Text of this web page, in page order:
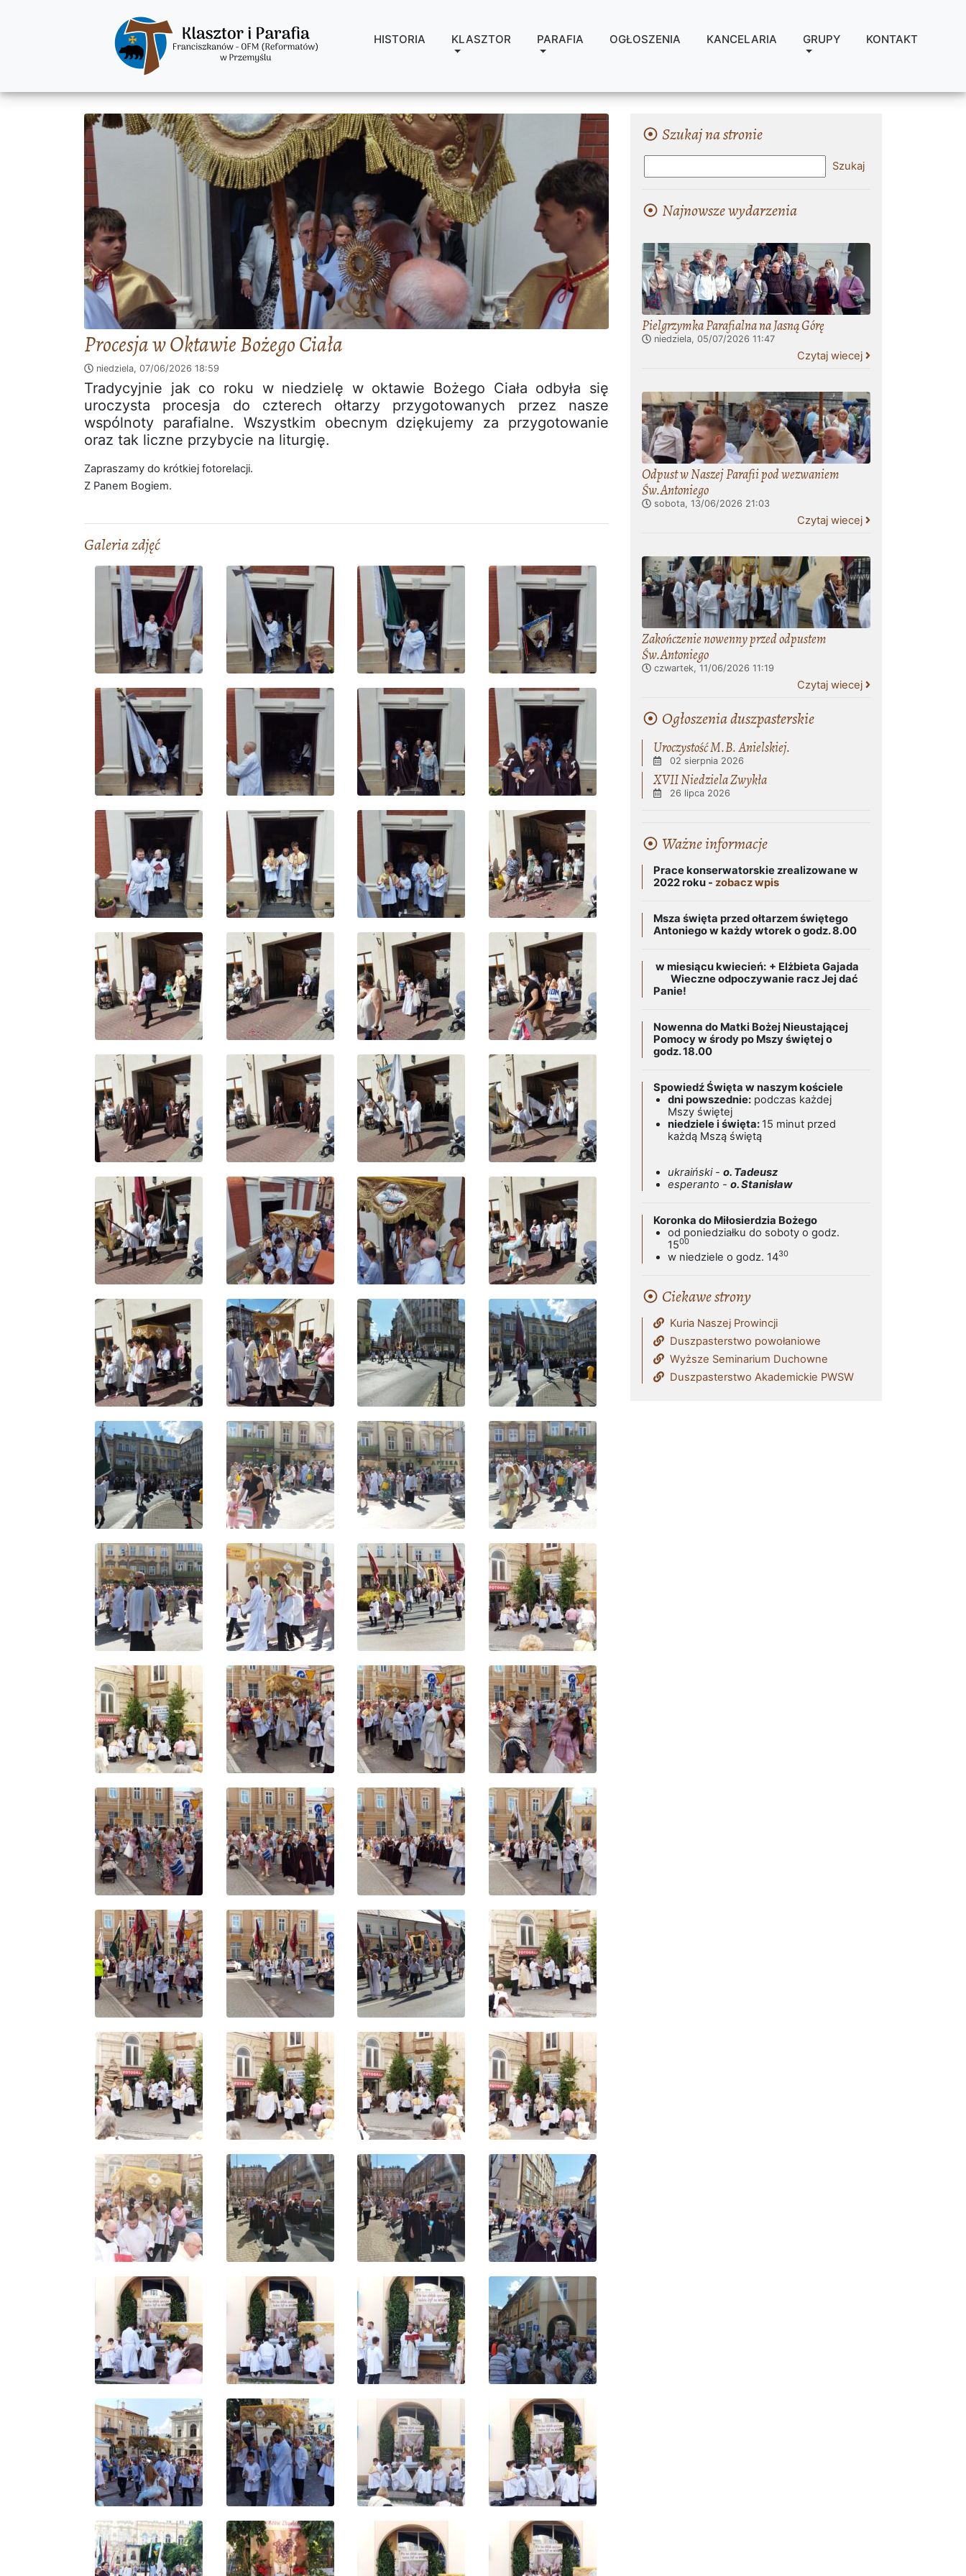
HISTORIA KLASZTOR PARAFIA OGŁOSZENIA KANCELARIA GRUPY KONTAKT
Procesja w Oktawie Bożego Ciała
niedziela, 07/06/2026 18:59
Tradycyjnie jak co roku w niedzielę w oktawie Bożego Ciała odbyła się
uroczysta procesja do czterech ołtarzy przygotowanych przez nasze
wspólnoty parafialne. Wszystkim obecnym dziękujemy za przygotowanie
oraz tak liczne przybycie na liturgię.
Zapraszamy do krótkiej fotorelacji.
Z Panem Bogiem.
Galeria zdjęć
Szukaj na stronie
Najnowsze wydarzenia
Pielgrzymka Parafialna na Jasną Górę
niedziela, 05/07/2026 11:47
Czytaj wiecej
Odpust w Naszej Parafii pod wezwaniem
Św.Antoniego
sobota, 13/06/2026 21:03
Czytaj wiecej
Zakończenie nowenny przed odpustem
Św.Antoniego
czwartek, 11/06/2026 11:19
Czytaj wiecej
Ogłoszenia duszpasterskie
Uroczystość M.B. Anielskiej.
02 sierpnia 2026
XVII Niedziela Zwykła
26 lipca 2026
Ważne informacje
Prace konserwatorskie zrealizowane w
2022 roku - zobacz wpis
Msza święta przed ołtarzem świętego
Antoniego w każdy wtorek o godz. 8.00
w miesiącu kwiecień: + Elżbieta Gajada
Wieczne odpoczywanie racz Jej dać
Panie!
Nowenna do Matki Bożej Nieustającej
Pomocy w środy po Mszy świętej o
godz. 18.00
Spowiedź Święta w naszym kościele
dni powszednie: podczas każdej
Mszy świętej
niedziele i święta: 15 minut przed
każdą Mszą świętą
ukraiński - o. Tadeusz
esperanto - o. Stanisław
Koronka do Miłosierdzia Bożego
od poniedziałku do soboty o godz.
1500
w niedziele o godz. 1430
Ciekawe strony
Kuria Naszej Prowincji
Duszpasterstwo powołaniowe
Wyższe Seminarium Duchowne
Duszpasterstwo Akademickie PWSW